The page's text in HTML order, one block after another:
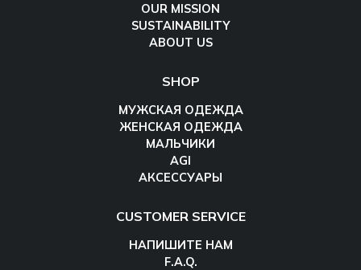
OUR MISSION
SUSTAINABILITY
ABOUT US
SHOP
МУЖСКАЯ ОДЕЖДА
ЖЕНСКАЯ ОДЕЖДА
МАЛЬЧИКИ
AGI
АКСЕССУАРЫ
CUSTOMER SERVICE
НАПИШИТЕ НАМ
F.A.Q.